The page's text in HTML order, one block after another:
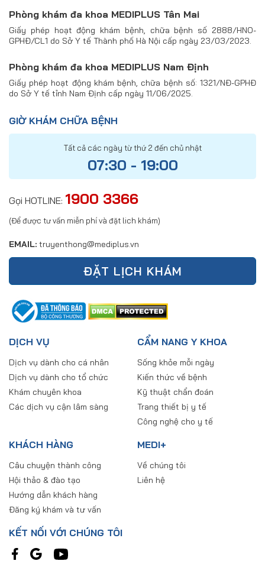
Phòng khám đa khoa MEDIPLUS Tân Mai
Giấy phép hoạt động khám bệnh, chữa bệnh số 2888/HNO-
GPHĐ/CL1 do Sở Y tế Thành phố Hà Nội cấp ngày 23/03/2023.
Phòng khám đa khoa MEDIPLUS Nam Định
Giấy phép hoạt động khám bệnh, chữa bệnh số: 1321/NĐ-GPHĐ
do Sở Y tế tỉnh Nam Định cấp ngày 11/06/2025.
GIỜ KHÁM CHỮA BỆNH
Tất cả các ngày từ thứ 2 đến chủ nhật
07:30 - 19:00
Gọi HOTLINE: 1900 3366
(Để được tư vấn miễn phí và đặt lich khám)
EMAIL: truyenthong@mediplus.vn
ĐẶT LỊCH KHÁM
DỊCH VỤ
Dịch vụ dành cho cá nhân
Dịch vụ dành cho tổ chức
Khám chuyên khoa
Các dịch vụ cận lâm sàng
CẨM NANG Y KHOA
Sống khỏe mỗi ngày
Kiến thức về bệnh
Kỹ thuật chẩn đoán
Trang thiết bị y tế
Công nghệ cho y tế
KHÁCH HÀNG
Câu chuyện thành công
Hội thảo & đào tạo
Hướng dẫn khách hàng
Đăng ký khám và tư vấn
MEDI+
Về chúng tôi
Liên hệ
KẾT NỐI VỚI CHÚNG TÔI